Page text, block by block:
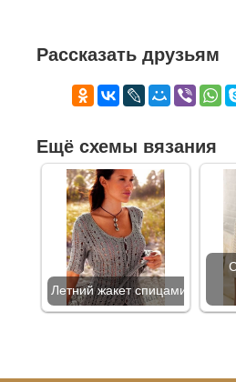
Рассказать друзьям
Ещё схемы вязания
Летний жакет спицами